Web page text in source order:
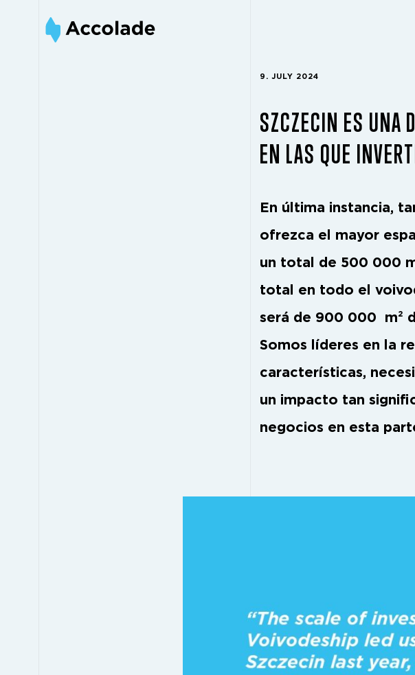
9. JULY 2024
SZCZECIN ES UNA
EN LAS QUE
En última instancia,
ofrezca el mayor
un total de 500 000
total en todo el
será de 900 000 m²
Somos líderes en la
características,
un impacto tan
negocios en esta